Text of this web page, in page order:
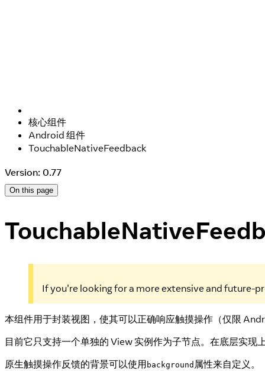
核心组件
Android 组件
TouchableNativeFeedback
Version: 0.77
On this page
If you're looking for a more extensive and future-
本组件用于封装视图，使其可以正确响应触摸操作（仅限
目前它只支持一个单独的 View 实例作为子节点。在底层实
原生触摸操作反馈的背景可以使用 background 属性来自定义。